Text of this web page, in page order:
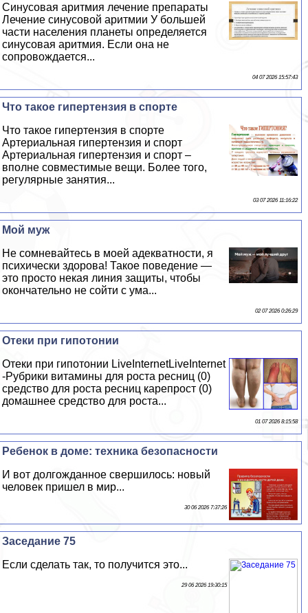
Синусовая аритмия лечение препараты
Лечение синусовой аритмии У большей
части населения планеты определяется
синусовая аритмия. Если она не
сопровождается...
04 07 2026 15:57:43
Что такое гипертензия в спорте
Что такое гипертензия в спорте
Артериальная гипертензия и спорт
Артериальная гипертензия и спорт –
вполне совместимые вещи. Более того,
регулярные занятия...
03 07 2026 11:16:22
Мой муж
Не сомневайтесь в моей адекватности, я
психически здорова! Такое поведение —
это просто некая линия защиты, чтобы
окончательно не сойти с ума...
02 07 2026 0:26:29
Отеки при гипотонии
Отеки при гипотонии LiveInternetLiveInternet
-Рубрики витамины для роста ресниц (0)
средство для роста ресниц карепрост (0)
домашнее средство для роста...
01 07 2026 8:15:58
Ребенок в доме: техника безопасности
И вот долгожданное свершилось: новый
человек пришел в мир...
30 06 2026 7:37:26
Заседание 75
Если сделать так, то получится это...
29 06 2026 19:30:15